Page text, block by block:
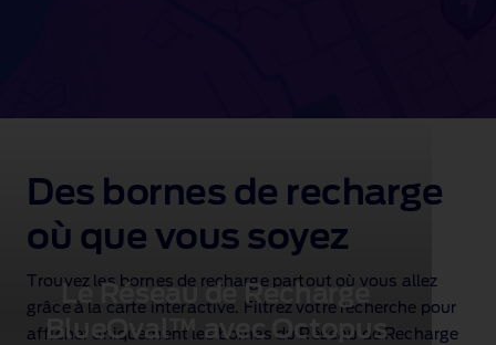
Le Réseau de Recharge
BlueOval™ avec Octopus
Des bornes de recharge
où que vous soyez
Trouvez les bornes de recharge partout où vous allez
grâce à la carte interactive. Filtrez votre recherche pour
afficher uniquement les bornes du Réseau de Recharge